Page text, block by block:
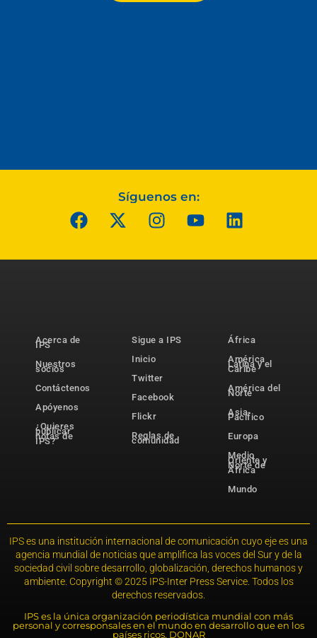
Síguenos en:
Acerca de
IPS
Nuestros
socios
Contáctenos
Apóyenos
¿Quieres
publicar
notas de
IPS?
Sigue a IPS
Inicio
Twitter
Facebook
Flickr
Reglas de
comunidad
África
América
Latina y el
Caribe
América del
Norte
Asia-
Pacífico
Europa
Medio
Oriente y
Norte de
África
Mundo
IPS es una institución internacional de comunicación cuyo eje es una
agencia mundial de noticias que amplifica las voces del Sur y de la
sociedad civil sobre desarrollo, globalización, derechos humanos y
ambiente. Copyright © 2025 IPS-Inter Press Service. Todos los
derechos reservados.
IPS es la única organización periodística mundial con más
personal y corresponsales en el mundo en desarrollo que en los
países ricos. DONAR